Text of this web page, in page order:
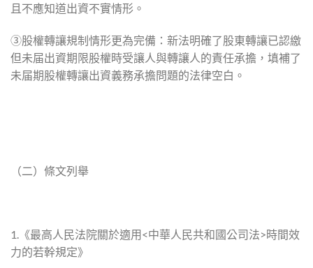
且不應知道出資不實情形。
③股權轉讓規制情形更為完備：新法明確了股東轉讓已認繳
但未届出資期限股權時受讓人與轉讓人的責任承擔，填補了
未届期股權轉讓出資義務承擔問題的法律空白。
（二）條文列舉
1.《最高人民法院關於適用<中華人民共和國公司法>時間效
力的若幹規定》